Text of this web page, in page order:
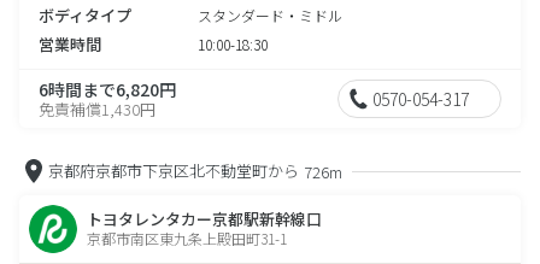
ボディタイプ スタンダード・ミドル
営業時間 10:00-18:30
6時間まで6,820円
免責補償1,430円 0570-054-317
京都府京都市下京区北不動堂町から 726m
トヨタレンタカー京都駅新幹線口
京都市南区東九条上殿田町31-1